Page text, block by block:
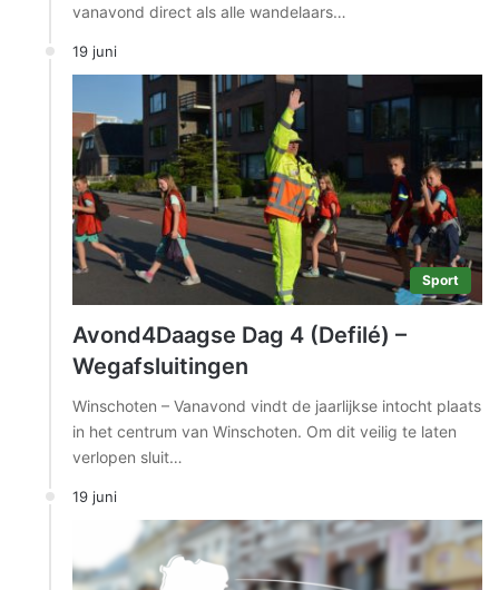
vanavond direct als alle wandelaars…
19 juni
Sport
Avond4Daagse Dag 4 (Defilé) –
Wegafsluitingen
Winschoten – Vanavond vindt de jaarlijkse intocht plaats
in het centrum van Winschoten. Om dit veilig te laten
verlopen sluit…
19 juni